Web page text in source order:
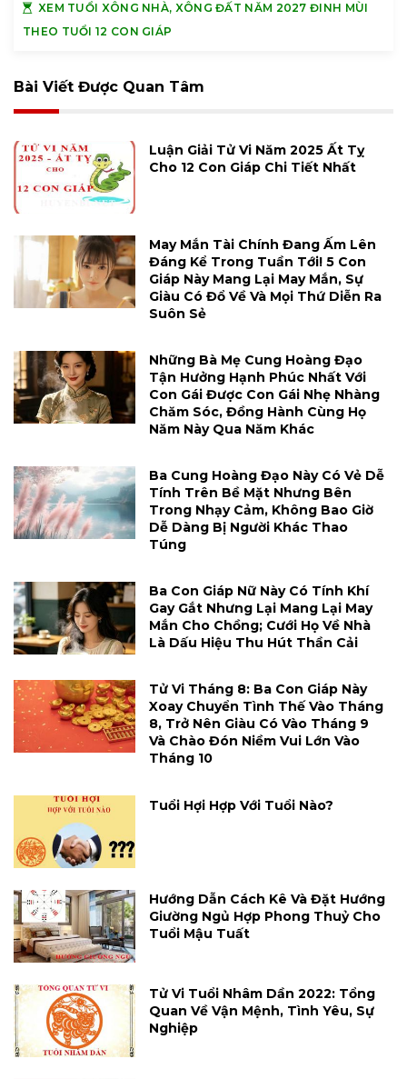
XEM TUỔI XÔNG NHÀ, XÔNG ĐẤT NĂM 2027 ĐINH MÙI
THEO TUỔI 12 CON GIÁP
Bài Viết Được Quan Tâm
Luận Giải Tử Vi Năm 2025 Ất Tỵ
Cho 12 Con Giáp Chi Tiết Nhất
May Mắn Tài Chính Đang Ấm Lên
Đáng Kể Trong Tuần Tới! 5 Con
Giáp Này Mang Lại May Mắn, Sự
Giàu Có Đổ Về Và Mọi Thứ Diễn Ra
Suôn Sẻ
Những Bà Mẹ Cung Hoàng Đạo
Tận Hưởng Hạnh Phúc Nhất Với
Con Gái Được Con Gái Nhẹ Nhàng
Chăm Sóc, Đồng Hành Cùng Họ
Năm Này Qua Năm Khác
Ba Cung Hoàng Đạo Này Có Vẻ Dễ
Tính Trên Bề Mặt Nhưng Bên
Trong Nhạy Cảm, Không Bao Giờ
Dễ Dàng Bị Người Khác Thao
Túng
Ba Con Giáp Nữ Này Có Tính Khí
Gay Gắt Nhưng Lại Mang Lại May
Mắn Cho Chồng; Cưới Họ Về Nhà
Là Dấu Hiệu Thu Hút Thần Cải
Tử Vi Tháng 8: Ba Con Giáp Này
Xoay Chuyển Tình Thế Vào Tháng
8, Trở Nên Giàu Có Vào Tháng 9
Và Chào Đón Niềm Vui Lớn Vào
Tháng 10
Tuổi Hợi Hợp Với Tuổi Nào?
Hướng Dẫn Cách Kê Và Đặt Hướng
Giường Ngủ Hợp Phong Thuỷ Cho
Tuổi Mậu Tuất
Tử Vi Tuổi Nhâm Dần 2022: Tổng
Quan Về Vận Mệnh, Tình Yêu, Sự
Nghiệp